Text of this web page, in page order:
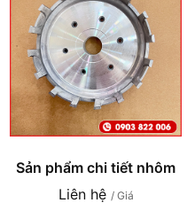
Sản phẩm chi tiết nhôm
Liên hệ / Giá